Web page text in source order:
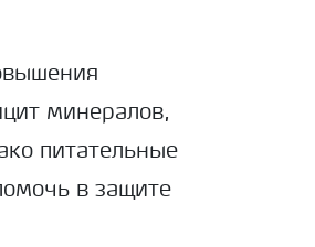
минералов,
питательные
в защите